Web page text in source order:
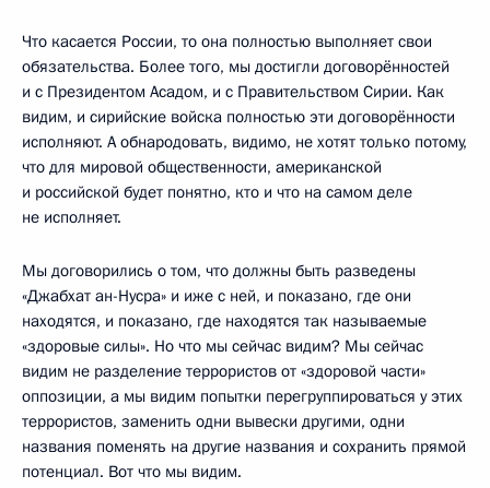
Что касается России, то она полностью выполняет свои
обязательства. Более того, мы достигли договорённостей
и с Президентом Асадом, и с Правительством Сирии. Как
видим, и сирийские войска полностью эти договорённости
исполняют. А обнародовать, видимо, не хотят только потому,
что для мировой общественности, американской
и российской будет понятно, кто и что на самом деле
не исполняет.
Мы договорились о том, что должны быть разведены
«Джабхат ан-Нусра» и иже с ней, и показано, где они
находятся, и показано, где находятся так называемые
«здоровые силы». Но что мы сейчас видим? Мы сейчас
видим не разделение террористов от «здоровой части»
оппозиции, а мы видим попытки перегруппироваться у этих
террористов, заменить одни вывески другими, одни
названия поменять на другие названия и сохранить прямой
потенциал. Вот что мы видим.